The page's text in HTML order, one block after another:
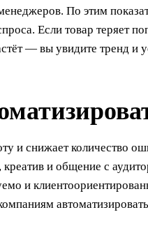
По этим
Если товар теряет
— вы увидите тренд
и снижает количество
и общение с
и